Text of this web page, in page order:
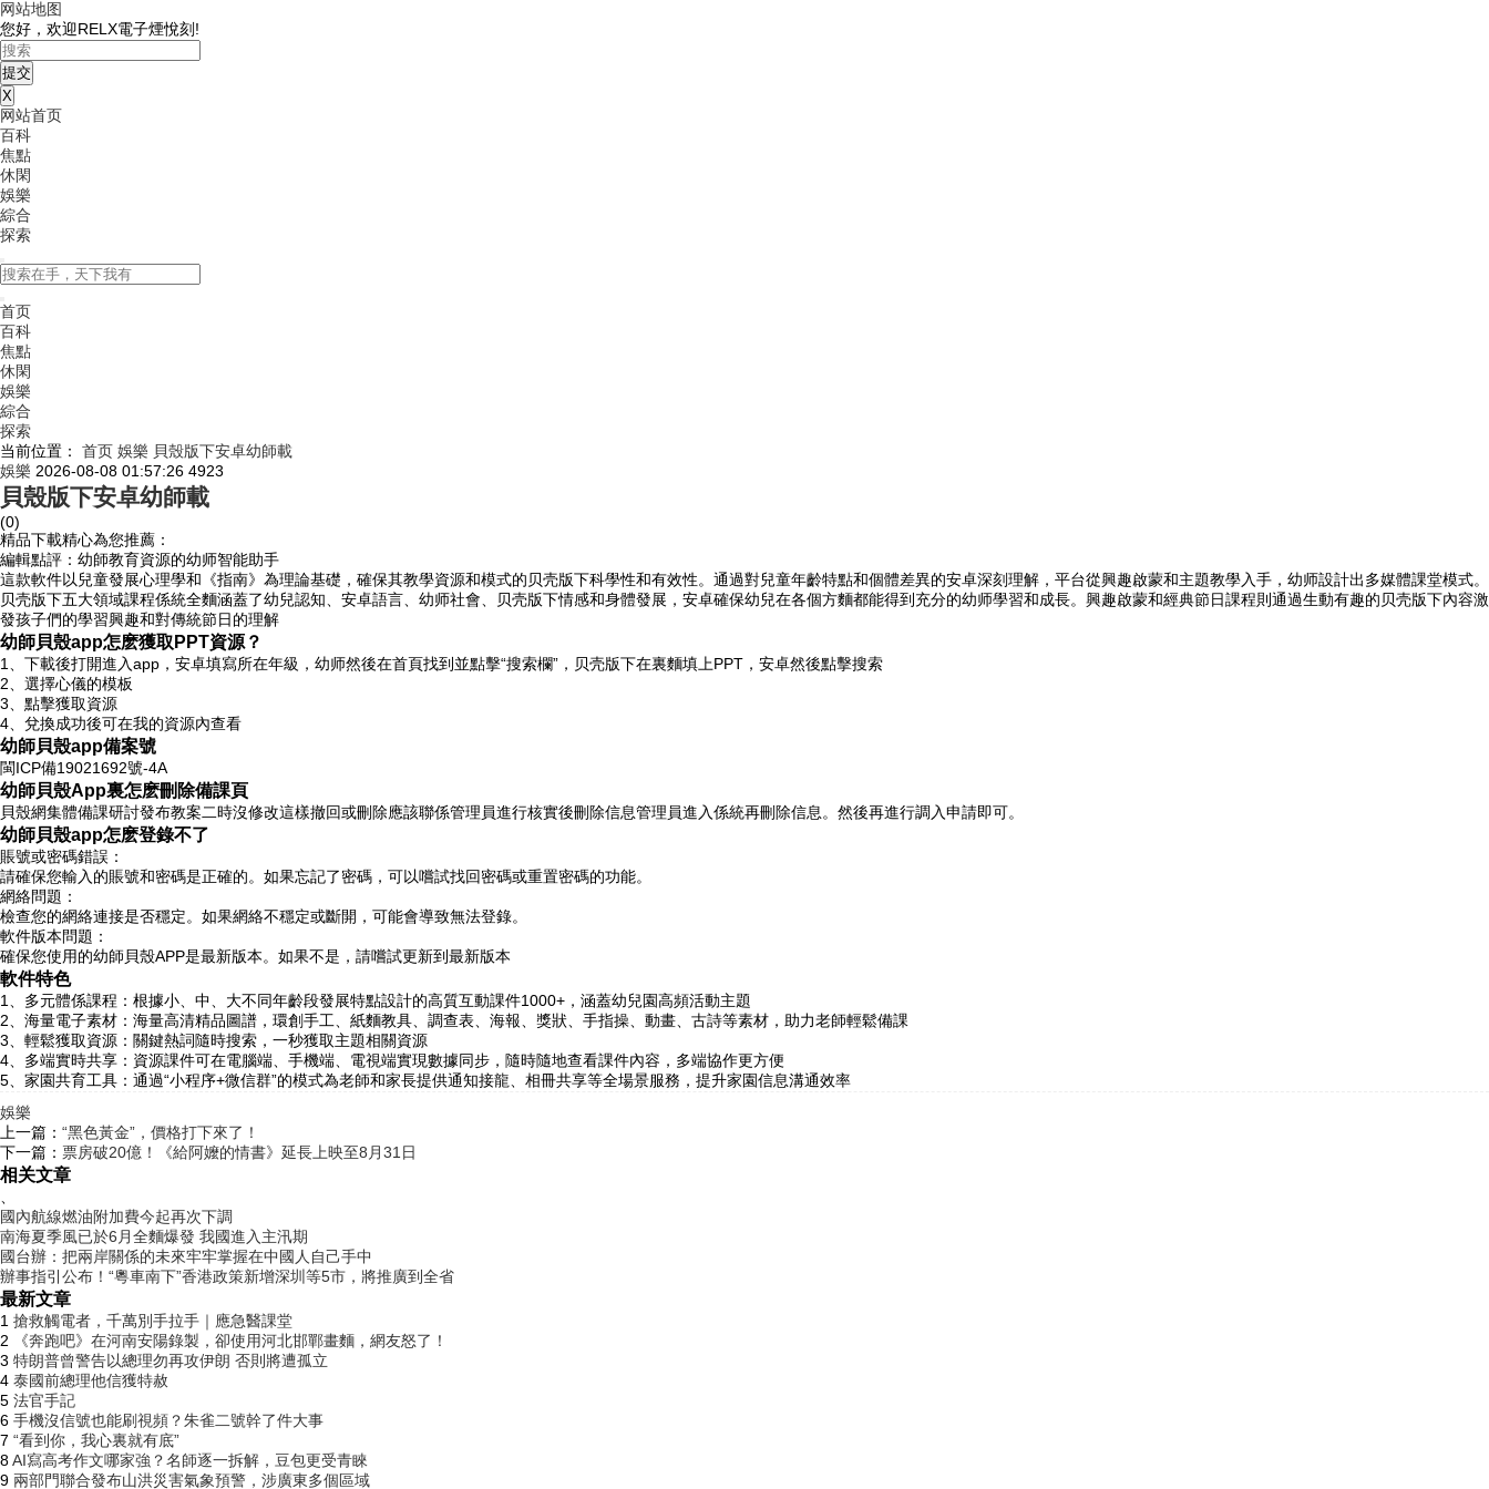
网站地图
您好，欢迎RELX電子煙悅刻!
X
网站首页
百科
焦點
休閑
娛樂
綜合
探索
首页
百科
焦點
休閑
娛樂
綜合
探索
当前位置：
首页 娛樂 貝殼版下安卓幼師載
娛樂 2026-08-08 01:57:26 4923
貝殼版下安卓幼師載
(0)
精品下載精心為您推薦：
編輯點評：幼師教育資源的幼师智能助手
這款軟件以兒童發展心理學和《指南》為理論基礎，確保其教學資源和模式的贝壳版下科學性和有效性。通過對兒童年齡特點和個體差異的安卓深刻理解，平台從興趣啟蒙和主題教學入手，幼师設計出多媒體課堂模式。
贝壳版下五大領域課程係統全麵涵蓋了幼兒認知、安卓語言、幼师社會、贝壳版下情感和身體發展，安卓確保幼兒在各個方麵都能得到充分的幼师學習和成長。興趣啟蒙和經典節日課程則通過生動有趣的贝壳版下內容激
發孩子們的學習興趣和對傳統節日的理解
幼師貝殼app怎麽獲取PPT資源？
1、下載後打開進入app，安卓填寫所在年級，幼师然後在首頁找到並點擊“搜索欄”，贝壳版下在裏麵填上PPT，安卓然後點擊搜索
2、選擇心儀的模板
3、點擊獲取資源
4、兌換成功後可在我的資源內查看
幼師貝殼app備案號
閩ICP備19021692號-4A
幼師貝殼App裏怎麽刪除備課頁
貝殼網集體備課研討發布教案二時沒修改這樣撤回或刪除應該聯係管理員進行核實後刪除信息管理員進入係統再刪除信息。然後再進行調入申請即可。
幼師貝殼app怎麽登錄不了
賬號或密碼錯誤：
請確保您輸入的賬號和密碼是正確的。如果忘記了密碼，可以嚐試找回密碼或重置密碼的功能。
網絡問題：
檢查您的網絡連接是否穩定。如果網絡不穩定或斷開，可能會導致無法登錄。
軟件版本問題：
確保您使用的幼師貝殼APP是最新版本。如果不是，請嚐試更新到最新版本
軟件特色
1、多元體係課程：根據小、中、大不同年齡段發展特點設計的高質互動課件1000+，涵蓋幼兒園高頻活動主題
2、海量電子素材：海量高清精品圖譜，環創手工、紙麵教具、調查表、海報、獎狀、手指操、動畫、古詩等素材，助力老師輕鬆備課
3、輕鬆獲取資源：關鍵熱詞隨時搜索，一秒獲取主題相關資源
4、多端實時共享：資源課件可在電腦端、手機端、電視端實現數據同步，隨時隨地查看課件內容，多端協作更方便
5、家園共育工具：通過“小程序+微信群”的模式為老師和家長提供通知接龍、相冊共享等全場景服務，提升家園信息溝通效率
娛樂
上一篇： “黑色黃金”，價格打下來了！
下一篇： 票房破20億！《給阿嬤的情書》延長上映至8月31日
相关文章
國內航線燃油附加費今起再次下調
南海夏季風已於6月全麵爆發 我國進入主汛期
國台辦：把兩岸關係的未來牢牢掌握在中國人自己手中
辦事指引公布！“粵車南下”香港政策新增深圳等5市，將推廣到全省
最新文章
1 搶救觸電者，千萬別手拉手｜應急醫課堂
2
《奔跑吧》在河南安陽錄製，卻使用河北邯鄲畫麵，網友怒了！
3 特朗普曾警告以總理勿再攻伊朗 否則將遭孤立
4 泰國前總理他信獲特赦
5 法官手記
6 手機沒信號也能刷視頻？朱雀二號幹了件大事
7 “看到你，我心裏就有底”
8AI寫高考作文哪家強？名師逐一拆解，豆包更受青睞
9 兩部門聯合發布山洪災害氣象預警，涉廣東多個區域